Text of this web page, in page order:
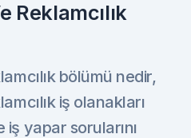
Reklamcılık
bölümü nedir,
iş olanakları
iş yapar sorularını